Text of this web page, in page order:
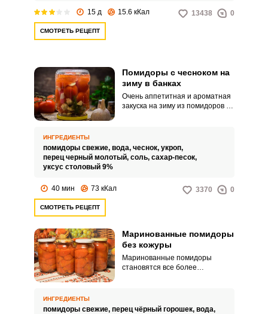
15 д 15.6 кКал 13438 0
СМОТРЕТЬ РЕЦЕПТ
Помидоры с чесноком на
зиму в банках
Очень аппетитная и ароматная
закуска на зиму из помидоров и
ИНГРЕДИЕНТЫ
помидоры свежие, вода, чеснок, укроп,
перец черный молотый, соль, сахар-песок,
уксус столовый 9%
40 мин 73 кКал 3370 0
СМОТРЕТЬ РЕЦЕПТ
Маринованные помидоры
без кожуры
Маринованные помидоры
становятся все более
приготовления.
ИНГРЕДИЕНТЫ
помидоры свежие, перец чёрный горошек, вода,